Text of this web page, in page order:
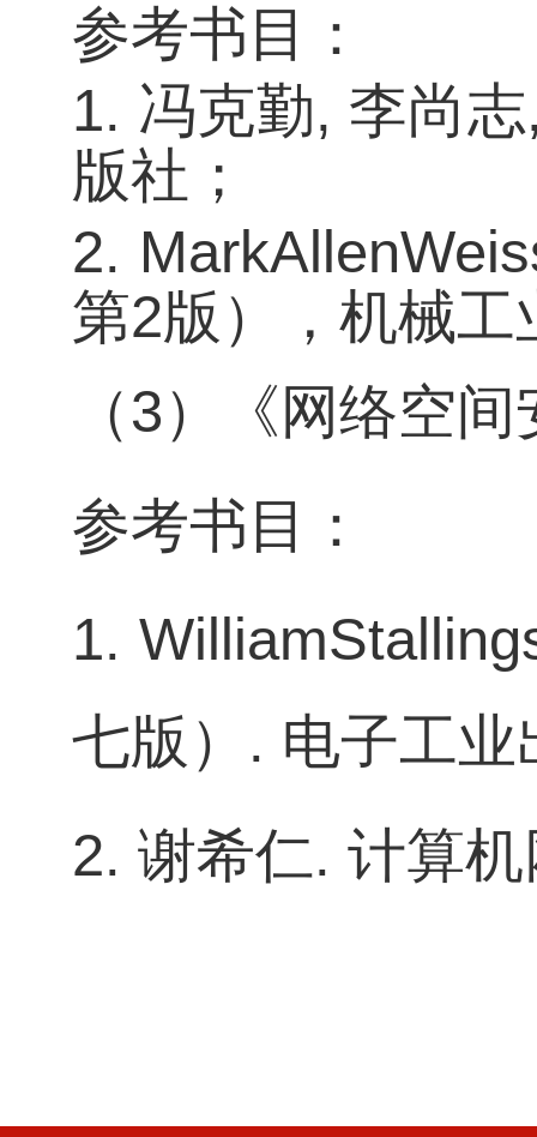
参考书目：
1. 冯克勤, 李尚志
版社；
2.
第2版），机械工
（3）《网络空
参考书目：
1.
七版） . 电子工业
2. 谢希仁. 计算